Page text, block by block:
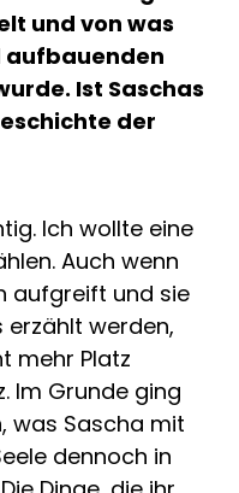
und von was
aufbauenden
Ist Saschas
der
Ich wollte eine
Auch wenn
aufgreift und sie
werden,
mehr Platz
Im Grunde ging
was Sascha mit
dennoch in